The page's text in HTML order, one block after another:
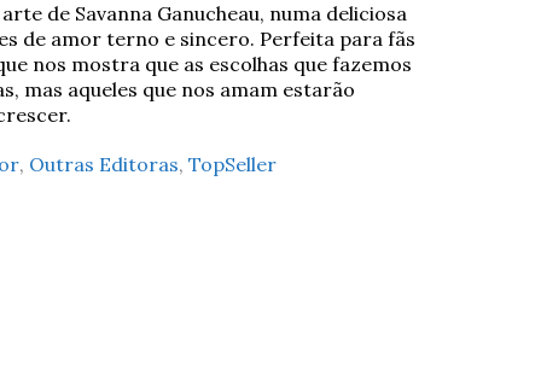
de Savanna Ganucheau, numa deliciosa
de amor terno e sincero. Perfeita para fãs
nos mostra que as escolhas que fazemos
mas aqueles que nos amam estarão
, Outras Editoras, TopSeller